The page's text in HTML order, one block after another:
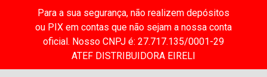
Para a sua segurança, não realizem depósitos
ou PIX em contas que não sejam a nossa conta
oficial. Nosso CNPJ é: 27.717.135/0001-29
ATEF DISTRIBUIDORA EIRELI